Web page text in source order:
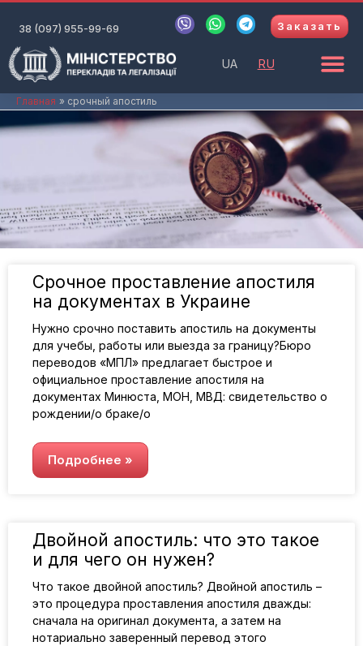
содержимому
38 (097) 955-99-69
V
i
W
h
a
p
T
e
r
m
Заказать
UA RU
Главная срочный апостиль
Срочное проставление апостиля
на документах в Украине
Нужно срочно поставить апостиль на документы
для учебы, работы или выезда за границу?Бюро
переводов «МПЛ» предлагает быстрое и
официальное проставление апостиля на
документах Минюста, МОН, МВД: свидетельство о
рождении/о браке/о
Подробнее »
Двойной апостиль: что это такое
и для чего он нужен?
Что такое двойной апостиль? Двойной апостиль –
это процедура проставления апостиля дважды:
сначала на оригинал документа, а затем на
нотариально заверенный перевод этого